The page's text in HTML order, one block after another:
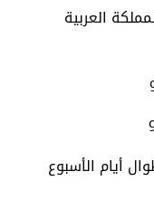
انستجرام
العربية